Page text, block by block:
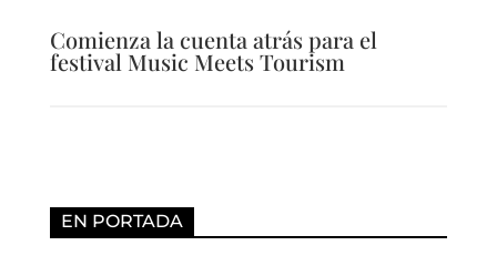
Comienza la cuenta atrás para el
festival Music Meets Tourism
EN PORTADA